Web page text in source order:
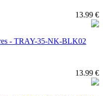
13.99 €
13.99 €